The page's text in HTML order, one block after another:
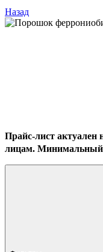
Назад
Прайс-лист актуален
лицам. Минимальный